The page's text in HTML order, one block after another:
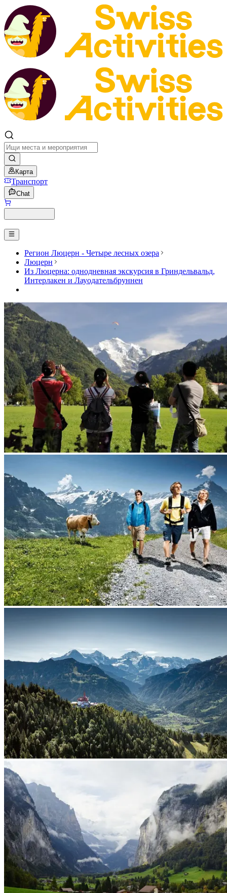
Карта
Транспорт
Chat
Регион Люцерн - Четыре лесных озера
Люцерн
Из Люцерна: однодневная экскурсия в Гриндельвальд,
Интерлакен и Лауодательбруннен